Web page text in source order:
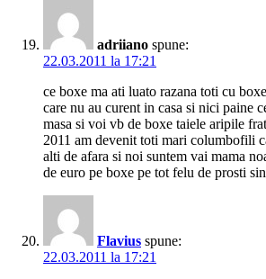
adriiano spune:
22.03.2011 la 17:21
ce boxe ma ati luato razana toti cu
care nu au curent in casa si nici paine
masa si voi vb de boxe taiele aripile
2011 am devenit toti mari columbofili
alti de afara si noi suntem vai mama
de euro pe boxe pe tot felu de prosti
Flavius spune:
22.03.2011 la 17:21